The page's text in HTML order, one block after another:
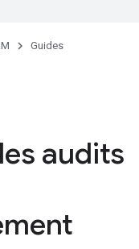
Guides
audits